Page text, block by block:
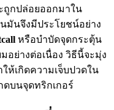
ถูกปล่อยออกมาใน
มันจึงมีประโยชน์อย่าง
หรือบำบัดจุดกระตุ้น
อย่างต่อเนื่อง วิธีนี้จะมุ่ง
ห้เกิดความเจ็บปวดใน
ดบนจุดทริกเกอร์